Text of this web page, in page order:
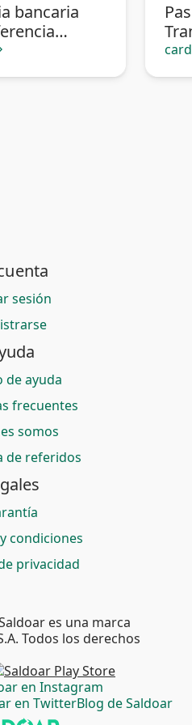
bancaria
sesión
de ayuda
frecuentes
somos
de referidos
condiciones
privacidad
en Instagram
en TwitterBlog de Saldoar
es una marca
Todos los derechos